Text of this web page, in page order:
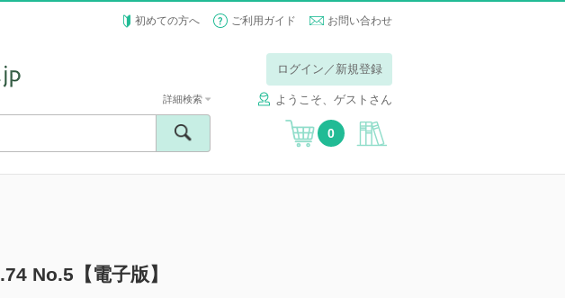
初めての方へ ご利用ガイド お問い合わせ
ログイン／新規登録
ようこそ、ゲストさん
詳細検索
0
No.5【電子版】